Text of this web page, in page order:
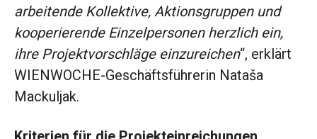
arbeitende Kollektive, Aktionsgruppen und
kooperierende Einzelpersonen herzlich ein,
ihre Projektvorschläge einzureichen“, erklärt
WIENWOCHE-Geschäftsführerin Nataša
Mackuljak.